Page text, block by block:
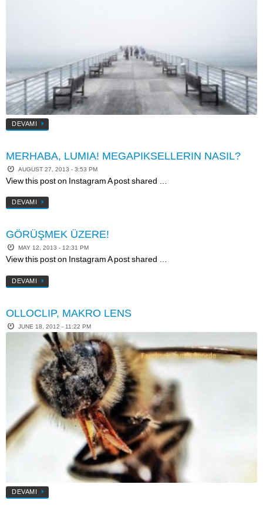
DEVAMI
MERHABA, LUMIA! MEGAPIKSELLERIN NASIL?
AUGUST 27, 2013 - 3:53 PM
View this post on Instagram A post shared …
DEVAMI
GÖRÜŞMEK ÜZERE!
MAY 12, 2013 - 12:31 PM
View this post on Instagram A post shared …
DEVAMI
OLLOCLIP, MAKRO LENS
JUNE 18, 2012 - 11:22 PM
DEVAMI